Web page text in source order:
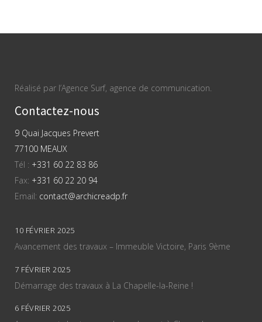
Réalisé par l’Agence Surf, agence de communication.
Contactez-nous
9 Quai Jacques Prevert
77100 MEAUX
Tél : +331 60 22 83 86
Fax: +331 60 22 20 94
Email: contact@archicreadp.fr
10 FÉVRIER 2025
Avancement des travaux – Immeuble Victoire, Paris 9ème
7 FÉVRIER 2025
Démarrage des travaux à La Chapelle-la-Reine !
6 FÉVRIER 2025